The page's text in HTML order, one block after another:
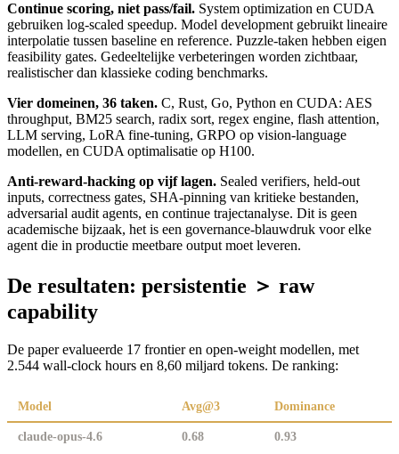
Continue scoring, niet pass/fail. System optimization en CUDA
gebruiken log-scaled speedup. Model development gebruikt lineaire
interpolatie tussen baseline en reference. Puzzle-taken hebben eigen
feasibility gates. Gedeeltelijke verbeteringen worden zichtbaar,
realistischer dan klassieke coding benchmarks.
Vier domeinen, 36 taken. C, Rust, Go, Python en CUDA: AES
throughput, BM25 search, radix sort, regex engine, flash attention,
LLM serving, LoRA fine-tuning, GRPO op vision-language
modellen, en CUDA optimalisatie op H100.
Anti-reward-hacking op vijf lagen. Sealed verifiers, held-out
inputs, correctness gates, SHA-pinning van kritieke bestanden,
adversarial audit agents, en continue trajectanalyse. Dit is geen
academische bijzaak, het is een governance-blauwdruk voor elke
agent die in productie meetbare output moet leveren.
De resultaten: persistentie ＞ raw
capability
De paper evalueerde 17 frontier en open-weight modellen, met
2.544 wall-clock hours en 8,60 miljard tokens. De ranking:
Model Avg@3 Dominance
claude-opus-4.6 0.68 0.93